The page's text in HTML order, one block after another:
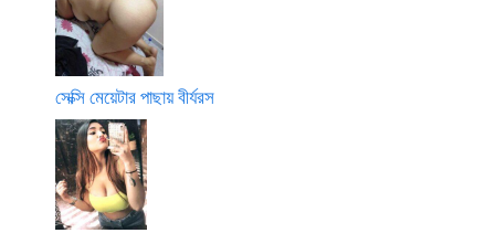
সেক্সি মেয়েটার পাছায় বীর্যরস